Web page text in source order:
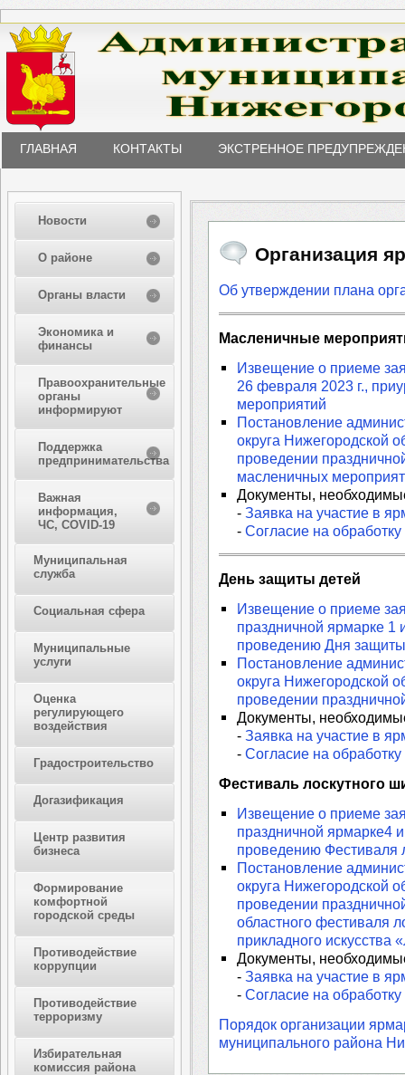
ГЛАВНАЯ КОНТАКТЫ ЭКСТРЕННОЕ
Новости
О районе
Органы власти
Экономика и
финансы
Правоохранительные
органы
информируют
Поддержка
предпринимательства
Важная
информация,
ЧС, COVID-19
Муниципальная
служба
Социальная сфера
Муниципальные
услуги
Оценка
регулирующего
воздействия
Градостроительство
Догазификация
Центр развития
бизнеса
Формирование
комфортной
городской среды
Противодействие
коррупции
Противодействие
терроризму
Избирательная
комиссия района
Организация
Об утверждении плана
Масленичные
Извещение о приеме
26 февраля 2023 г.,
мероприятий
Постановление
округа Нижегородской
проведении
масленичных
Документы,
- Заявка на участие в
- Согласие на
День защиты детей
Извещение о приеме
праздничной ярмарке 1
проведению Дня
Постановление
округа Нижегородской
проведении
Документы,
- Заявка на участие в
- Согласие на
Фестиваль лоскутного
Извещение о приеме
праздничной ярмарке4
проведению Фестиваля
Постановление
округа Нижегородской
проведении
областного фестиваля
прикладного искусства
Документы,
- Заявка на участие в
- Согласие на
Порядок организации
муниципального района